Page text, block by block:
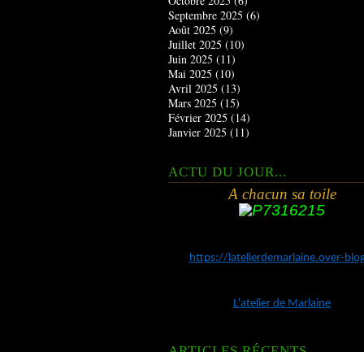
Septembre 2025 (6)
Août 2025 (9)
Juillet 2025 (10)
Juin 2025 (11)
Mai 2025 (10)
Avril 2025 (13)
Mars 2025 (15)
Février 2025 (14)
Janvier 2025 (11)
ACTU DU JOUR...
A chacun sa toile
https://latelierdemarlaine.over-
L'atelier de Marlaine